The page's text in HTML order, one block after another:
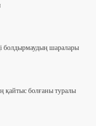
болдырмаудың шаралары
қайтыс болғаны туралы